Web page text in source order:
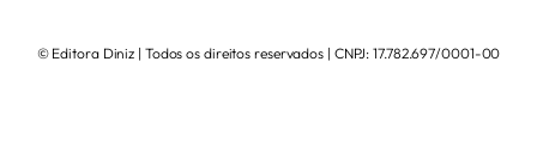
© Editora Diniz | Todos os direitos reservados | CNPJ: 17.782.697/0001-00